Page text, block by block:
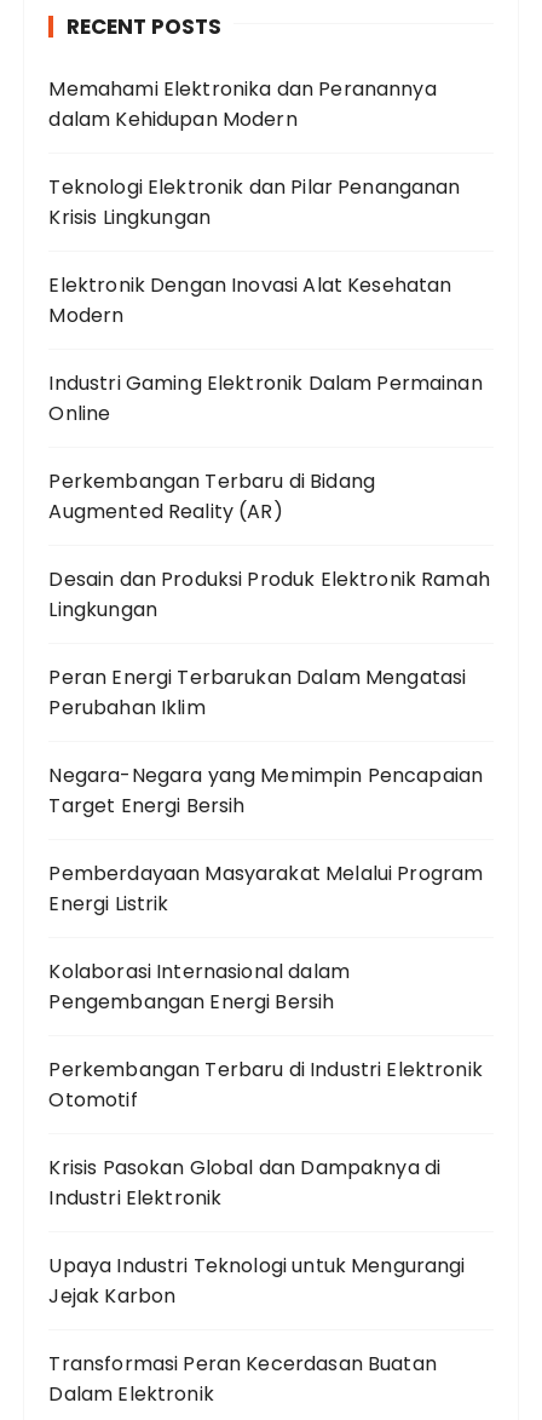
RECENT POSTS
Memahami Elektronika dan Peranannya
dalam Kehidupan Modern
Teknologi Elektronik dan Pilar Penanganan
Krisis Lingkungan
Elektronik Dengan Inovasi Alat Kesehatan
Modern
Industri Gaming Elektronik Dalam Permainan
Online
Perkembangan Terbaru di Bidang
Augmented Reality (AR)
Desain dan Produksi Produk Elektronik Ramah
Lingkungan
Peran Energi Terbarukan Dalam Mengatasi
Perubahan Iklim
Negara-Negara yang Memimpin Pencapaian
Target Energi Bersih
Pemberdayaan Masyarakat Melalui Program
Energi Listrik
Kolaborasi Internasional dalam
Pengembangan Energi Bersih
Perkembangan Terbaru di Industri Elektronik
Otomotif
Krisis Pasokan Global dan Dampaknya di
Industri Elektronik
Upaya Industri Teknologi untuk Mengurangi
Jejak Karbon
Transformasi Peran Kecerdasan Buatan
Dalam Elektronik